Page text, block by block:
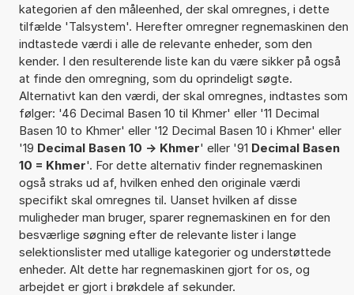
kategorien af den måleenhed, der skal omregnes, i dette
tilfælde 'Talsystem'. Herefter omregner regnemaskinen den
indtastede værdi i alle de relevante enheder, som den
kender. I den resulterende liste kan du være sikker på også
at finde den omregning, som du oprindeligt søgte.
Alternativt kan den værdi, der skal omregnes, indtastes som
følger: '46 Decimal Basen 10 til Khmer' eller '11 Decimal
Basen 10 to Khmer' eller '12 Decimal Basen 10 i Khmer' eller
'19 Decimal Basen 10 -> Khmer' eller '91 Decimal Basen
10 = Khmer'. For dette alternativ finder regnemaskinen
også straks ud af, hvilken enhed den originale værdi
specifikt skal omregnes til. Uanset hvilken af disse
muligheder man bruger, sparer regnemaskinen en for den
besværlige søgning efter de relevante lister i lange
selektionslister med utallige kategorier og understøttede
enheder. Alt dette har regnemaskinen gjort for os, og
arbejdet er gjort i brøkdele af sekunder.